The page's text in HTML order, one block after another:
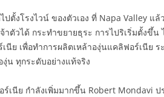
ตั้งโรงไวน์ ของตัวเอง ที่ Napa Valley แ
าตัวได้ กระทำขยายธุระ การไปริเริ่มตั้งขึ้
นีย เพื่อทำการผลิตเหล้าองุ่นแคลิฟอร์เนีย
น ทุกระดับอย่างแท้จริง
เนีย กำลังเพิ่มมากขึ้น Robert Mondavi